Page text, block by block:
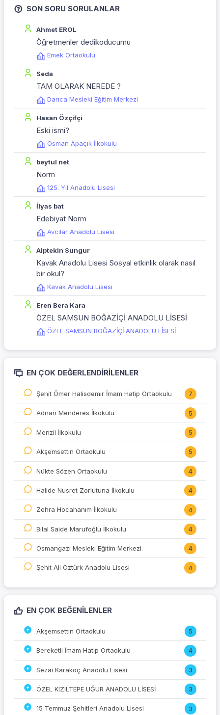
SON SORU SORULANLAR
Ahmet EROL
Öğretmenler dedikoducumu
Emek Ortaokulu
Seda
TAM OLARAK NEREDE ?
Darıca Mesleki Eğitim Merkezi
Hasan Özçifçi
Eski ismi?
Osman Apaçık İlkokulu
beytul net
Norm
125. Yıl Anadolu Lisesi
İlyas bat
Edebiyat Norm
Avcılar Anadolu Lisesi
Alptekin Sungur
Kavak Anadolu Lisesi Sosyal etkinlik olarak nasıl
bir okul?
Kavak Anadolu Lisesi
Eren Bera Kara
ÖZEL SAMSUN BOĞAZİÇİ ANADOLU LİSESİ
ÖZEL SAMSUN BOĞAZİÇİ ANADOLU LİSESİ
EN ÇOK DEĞERLENDIRILENLER
Şehit Ömer Halisdemir İmam Hatip Ortaokulu 7
Adnan Menderes İlkokulu 5
Menzil İlkokulu 5
Akşemsettin Ortaokulu 5
Nükte Sözen Ortaokulu 4
Halide Nusret Zorlutuna İlkokulu 4
Zehra Hocahanım İlkokulu 4
Bilal Saide Marufoğlu İlkokulu 4
Osmangazi Mesleki Eğitim Merkezi 4
Şehit Ali Öztürk Anadolu Lisesi 4
EN ÇOK BEĞENILENLER
Akşemsettin Ortaokulu 5
Bereketli İmam Hatip Ortaokulu 4
Sezai Karakoç Anadolu Lisesi 3
ÖZEL KIZILTEPE UĞUR ANADOLU LİSESİ 3
15 Temmuz Şehitleri Anadolu Lisesi 3